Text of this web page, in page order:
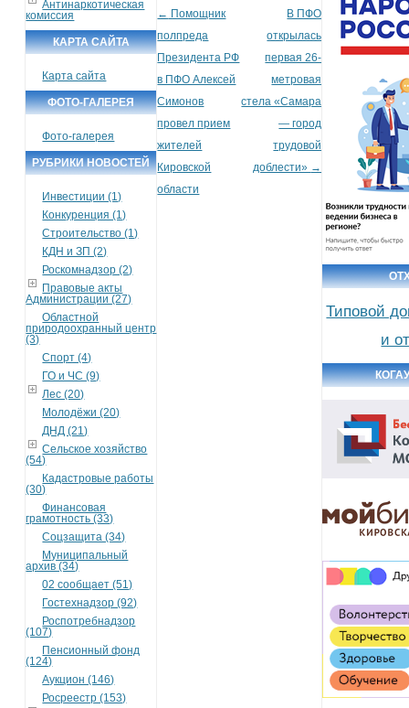
Антинаркотическая
комиссия
КАРТА САЙТА
Карта сайта
ФОТО-ГАЛЕРЕЯ
Фото-галерея
РУБРИКИ НОВОСТЕЙ
Инвестиции (1)
Конкуренция (1)
Строительство (1)
КДН и ЗП (2)
Роскомнадзор (2)
Правовые акты
Администрации (27)
Областной
природоохранный центр
(3)
Спорт (4)
ГО и ЧС (9)
Лес (20)
Молодёжи (20)
ДНД (21)
Сельское хозяйство
(54)
Кадастровые работы
(30)
Финансовая
грамотность (33)
Соцзащита (34)
Муниципальный
архив (34)
02 сообщает (51)
Гостехнадзор (92)
Роспотребнадзор
(107)
Пенсионный фонд
(124)
Аукцион (146)
Росреестр (153)
Post navigation
← Помощник
полпреда
Президента РФ
в ПФО Алексей
Симонов
провел прием
жителей
Кировской
области
В ПФО
открылась
первая 26-
метровая
стела «Самара
— город
трудовой
доблести» →
Типовой
и